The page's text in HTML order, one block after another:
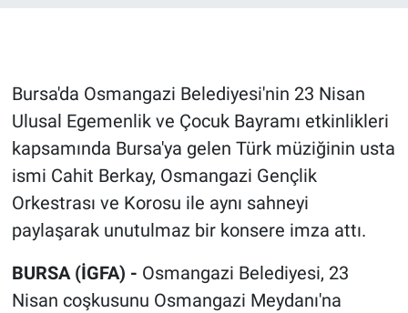
Bursa'da Osmangazi Belediyesi'nin 23 Nisan
Ulusal Egemenlik ve Çocuk Bayramı etkinlikleri
kapsamında Bursa'ya gelen Türk müziğinin usta
ismi Cahit Berkay, Osmangazi Gençlik
Orkestrası ve Korosu ile aynı sahneyi
paylaşarak unutulmaz bir konsere imza attı.
BURSA (İGFA) - Osmangazi Belediyesi, 23
Nisan coşkusunu Osmangazi Meydanı'na